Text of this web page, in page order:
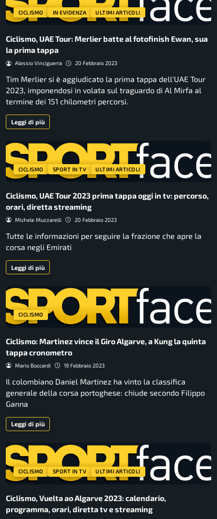
CICLISMO IN EVIDENZA ULTIMI ARTICOLI
Ciclismo, UAE Tour: Merlier batte al fotofinish Ewan, sua
la prima tappa
Alessio Vinciguerra 20 Febbraio 2023
Tim Merlier si è aggiudicato la prima tappa dell'UAE Tour
2023, imponendosi in volata sul traguardo di Al Mirfa al
termine dei 151 chilometri percorsi.
Leggi di più
CICLISMO SPORT IN TV ULTIMI ARTICOLI
Ciclismo, UAE Tour 2023 prima tappa oggi in tv: percorso,
orari, diretta streaming
Michele Muzzarelli 20 Febbraio 2023
Tutte le informazioni per seguire la frazione che apre la
corsa negli Emirati
Leggi di più
CICLISMO
Ciclismo: Martinez vince il Giro Algarve, a Kung la quinta
tappa cronometro
Mario Boccardi 19 Febbraio 2023
Il colombiano Daniel Martinez ha vinto la classifica
generale della corsa portoghese: chiude secondo Filippo
Ganna
Leggi di più
CICLISMO SPORT IN TV ULTIMI ARTICOLI
Ciclismo, Vuelta ao Algarve 2023: calendario,
programma, orari, diretta tv e streaming